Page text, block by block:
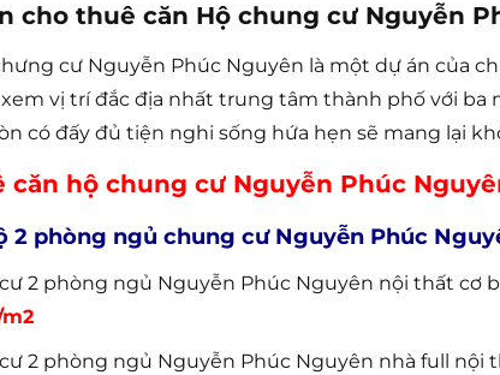
cho thuê căn Hộ chung cư Nguyễn
cư Nguyễn Phúc Nguyên là một dự án của
vị trí đắc địa nhất trung tâm thành phố với
có đấy đủ tiện nghi sống hứa hẹn sẽ mang lại
căn hộ chung cư Nguyễn Phúc
2 phòng ngủ chung cư Nguyễn Phúc
2 phòng ngủ Nguyễn Phúc Nguyên nội thất cơ
m2
2 phòng ngủ Nguyễn Phúc Nguyên nhà full